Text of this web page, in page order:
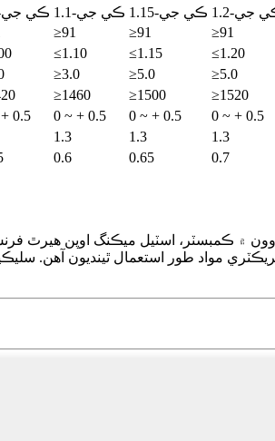
ڪي جي- ڪي جي-1.1 ڪي جي-1.15
جي-1.2
≥91 ≥91
≥91
≤1.10 ≤1.15
≤1.20
≥3.0 ≥5.0
≥5.0
≥1460 ≥1500
≥1520
0.5 0 ~ + 0.5 0 ~ + 0.5
0 ~ + 0.5
1.3 1.3
1.3
0.6 0.65 0.7
۾ ڪمبسٽر، اسٽيل ميڪنگ اوپن هيرٿ
مواد طور استعمال ٿينديون آهن.